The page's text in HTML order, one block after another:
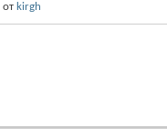
от kirgh